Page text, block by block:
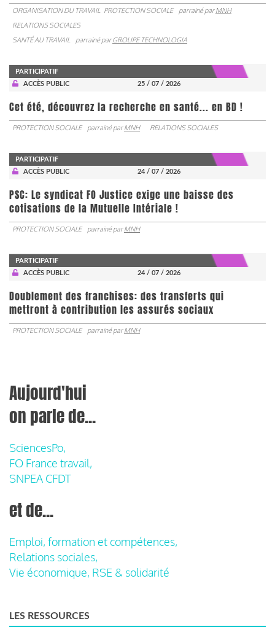
ORGANISATION DU TRAVAIL PROTECTION SOCIALE parrainé parMNH
RELATIONS SOCIALES
SANTÉ AU TRAVAIL
parrainé parGROUPE TECHNOLOGIA
PARTICIPATIF
ACCÈS PUBLIC
25 / 07 / 2026
Cet été, découvrez la recherche en santé... en BD !
PROTECTION SOCIALE parrainé parMNH RELATIONS SOCIALES
PARTICIPATIF
ACCÈS PUBLIC
24 / 07 / 2026
PSC: Le syndicat FO Justice exige une baisse des
cotisations de la Mutuelle Intériale !
PROTECTION SOCIALE parrainé parMNH
PARTICIPATIF
ACCÈS PUBLIC
24 / 07 / 2026
Doublement des franchises: des transferts qui
mettront à contribution les assurés sociaux
PROTECTION SOCIALE parrainé parMNH
Aujourd'hui
on parle de...
SciencesPo,
FO France travail,
SNPEA CFDT
et de...
Emploi, formation et compétences,
Relations sociales,
Vie économique, RSE & solidarité
LES RESSOURCES